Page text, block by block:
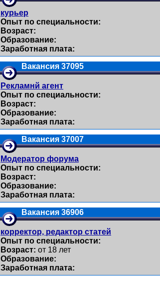
курьер
Опыт по специальности:
Возраст:
Образование:
Заработная плата:
Вакансия 37095
Рекламнй агент
Опыт по специальности:
Возраст:
Образование:
Заработная плата:
Вакансия 37007
Модератор форума
Опыт по специальности:
Возраст:
Образование:
Заработная плата:
Вакансия 36906
корректор, редактор статей
Опыт по специальности:
Возраст: от 18 лет
Образование:
Заработная плата: